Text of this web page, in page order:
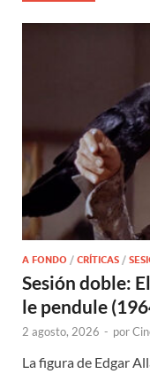
A FONDO / CRÍTICAS /
Sesión doble:
le pendule
2 agosto, 2026 - por
La figura de Edgar